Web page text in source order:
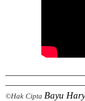
———————
©Hak Cipta Bayu